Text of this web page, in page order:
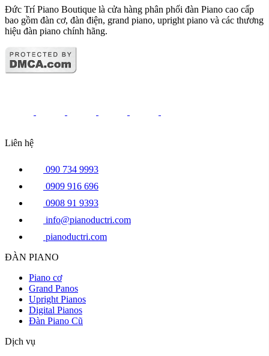
Đức Trí Piano Boutique là cửa hàng phân phối đàn Piano cao cấp
bao gồm đàn cơ, đàn điện, grand piano, upright piano và các thương
hiệu đàn piano chính hãng.
Liên hệ
090 734 9993
0909 916 696
0908 91 9393
info@pianoductri.com
pianoductri.com
ĐÀN PIANO
Piano cơ
Grand Panos
Upright Pianos
Digital Pianos
Đàn Piano Cũ
Dịch vụ